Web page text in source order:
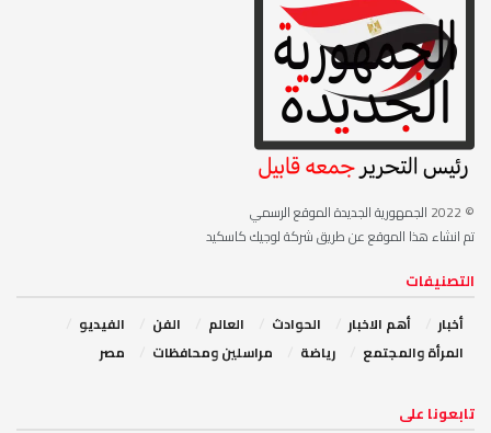
© 2022
الجمهورية الجديدة الموقع الرسمي
تم انشاء هذا الموقع عن طريق شركة لوجيك كاسكيد
التصنيفات
أخبار أهم الاخبار ‏الحوادث ‏العالم الفن
‏الفيديو
‏المرأة والمجتمع
رياضة مراسلين ومحافظات مصر
‏تابعونا على